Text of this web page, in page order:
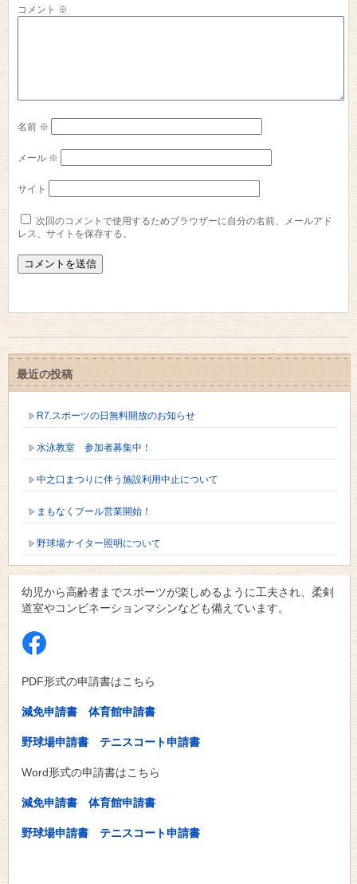
コメント ※
名前 ※
メール ※
サイト
次回のコメントで使用するためブラウザーに自分の名前、メールアド
レス、サイトを保存する。
最近の投稿
R7.スポーツの日無料開放のお知らせ
水泳教室 参加者募集中！
中之口まつりに伴う施設利用中止について
まもなくプール営業開始！
野球場ナイター照明について
幼児から高齢者までスポーツが楽しめるように工夫され、柔剣
道室やコンビネーションマシンなども備えています。
PDF形式の申請書はこちら
減免申請書 体育館申請書
野球場申請書 テニスコート申請書
Word形式の申請書はこちら
減免申請書 体育館申請書
野球場申請書 テニスコート申請書